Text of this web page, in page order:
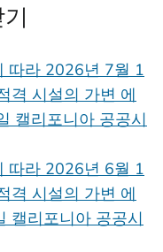
따라 2026년 7월 1
격 시설의 가변 에
캘리포니아 공공시
따라 2026년 6월 1
격 시설의 가변 에
캘리포니아 공공시